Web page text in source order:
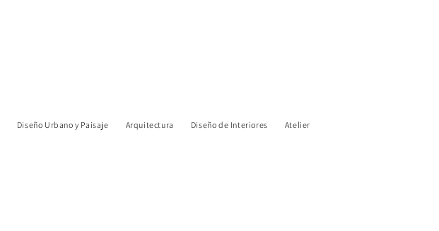
Diseño Urbano y Paisaje Arquitectura Diseño de Interiores Atelier